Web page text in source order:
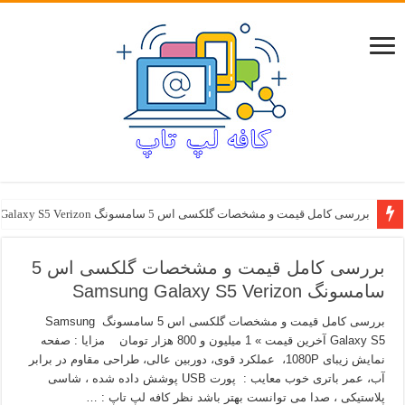
بررسی کامل قیمت و مشخصات گلکسی اس 5 سامسونگ Samsung Galaxy S5 Verizon
بررسی کامل قیمت و مشخصات گلکسی اس 5
سامسونگ Samsung Galaxy S5 Verizon
بررسی کامل قیمت و مشخصات گلکسی اس 5 سامسونگ Samsung
Galaxy S5 آخرین قیمت » 1 میلیون و 800 هزار تومان مزایا : صفحه
نمایش زیبای 1080P، عملکرد قوی، دوربین عالی، طراحی مقاوم در برابر
آب، عمر باتری خوب معایب : پورت USB پوشش داده شده ، شاسی
پلاستیکی ، صدا می توانست بهتر باشد نظر کافه لپ تاپ : …